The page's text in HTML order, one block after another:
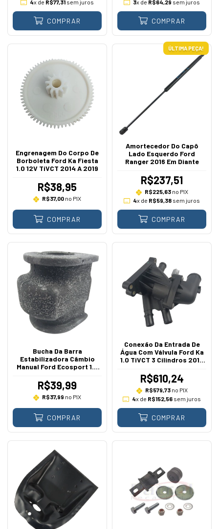
4x de R$77,31 sem juros
COMPRAR
3x de R$64,29 sem juros
COMPRAR
Engrenagem Do Corpo De
Borboleta Ford Ka Fiesta
1.0 12V TiVCT 2014 A 2019
R$38,95
R$37,00 no PIX
COMPRAR
ÚLTIMA PEÇA!
Amortecedor Do Capô
Lado Esquerdo Ford
Ranger 2016 Em Diante
R$237,51
R$225,63no PIX
4x de R$59,38 sem juros
COMPRAR
Bucha Da Barra
Estabilizadora Câmbio
Manual Ford Ecosport 1.6
R$39,99
R$37,99 no PIX
COMPRAR
Conexão Da Entrada De
Água Com Válvula Ford Ka
1.0 TiVCT 3 Cilindros 2014
R$610,24
R$579,73no PIX
4x de R$152,56 sem juros
COMPRAR